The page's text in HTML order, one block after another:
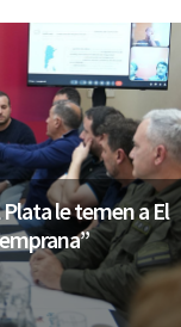
le temen a El